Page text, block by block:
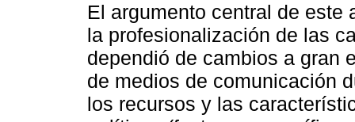
El argumento central de
la profesionalización de las
dependió de cambios a gran
de medios de comunicación
los recursos y las